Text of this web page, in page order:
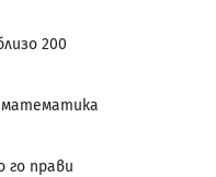
200
математика
го прави